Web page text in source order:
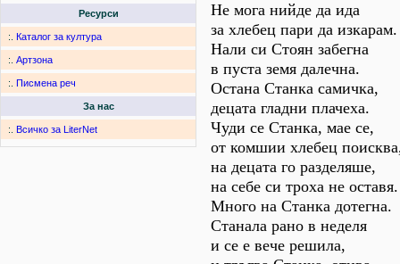
Ресурси
:. Каталог за култура
:. Артзона
:. Писмена реч
За нас
:. Всичко за LiterNet
Не мога нийде да ида
за хлебец пари да изкарам.
Нали си Стоян забегна
в пуста земя далечна.
Остана Станка самичка,
децата гладни плачеха.
Чуди се Станка, мае се,
от комшии хлебец
на децата го разделяше,
на себе си троха не оставя.
Много на Станка дотегна.
Станала рано в неделя
и се е вече решила,